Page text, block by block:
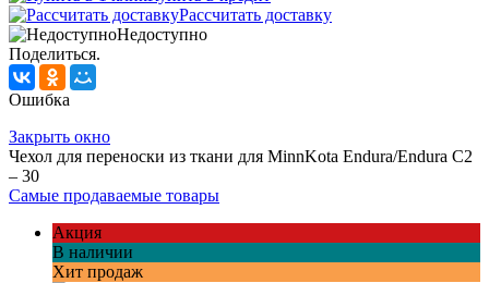
Рассчитать доставку
Недоступно
Поделиться.
Ошибка
Закрыть окно
Чехол для переноски из ткани для MinnKota Endura/Endura C2
– 30
Самые продаваемые товары
Акция
В наличии
Хит продаж